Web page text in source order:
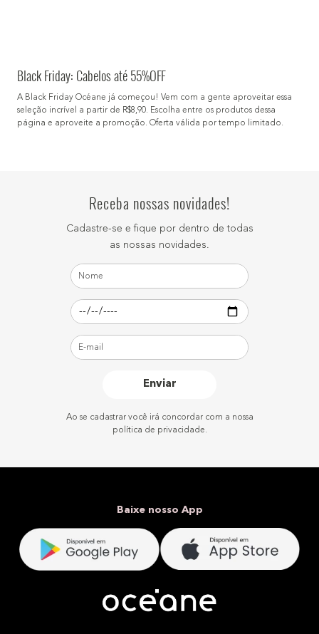
Black Friday: Cabelos até 55%OFF
A Black Friday Océane já começou! Vem com a gente aproveitar essa
seleção incrível a partir de R$8,90. Escolha entre os produtos dessa
página e aproveite a promoção. Oferta válida por tempo limitado.
Receba nossas novidades!
Cadastre-se e fique por dentro de todas
as nossas novidades.
Enviar
Ao se cadastrar você irá concordar com a nossa
política de privacidade.
Baixe nosso App